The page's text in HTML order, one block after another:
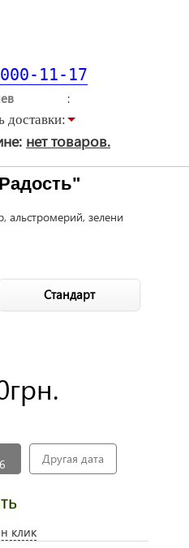
11-17
доставки:
нет товаров.
Стандарт
грн.
Другая дата
клик